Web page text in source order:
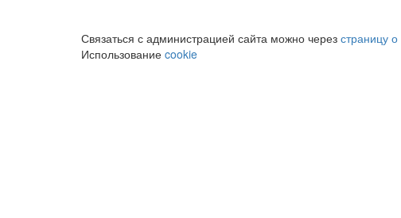
Связаться с администрацией сайта можно через страницу о
Использование cookie